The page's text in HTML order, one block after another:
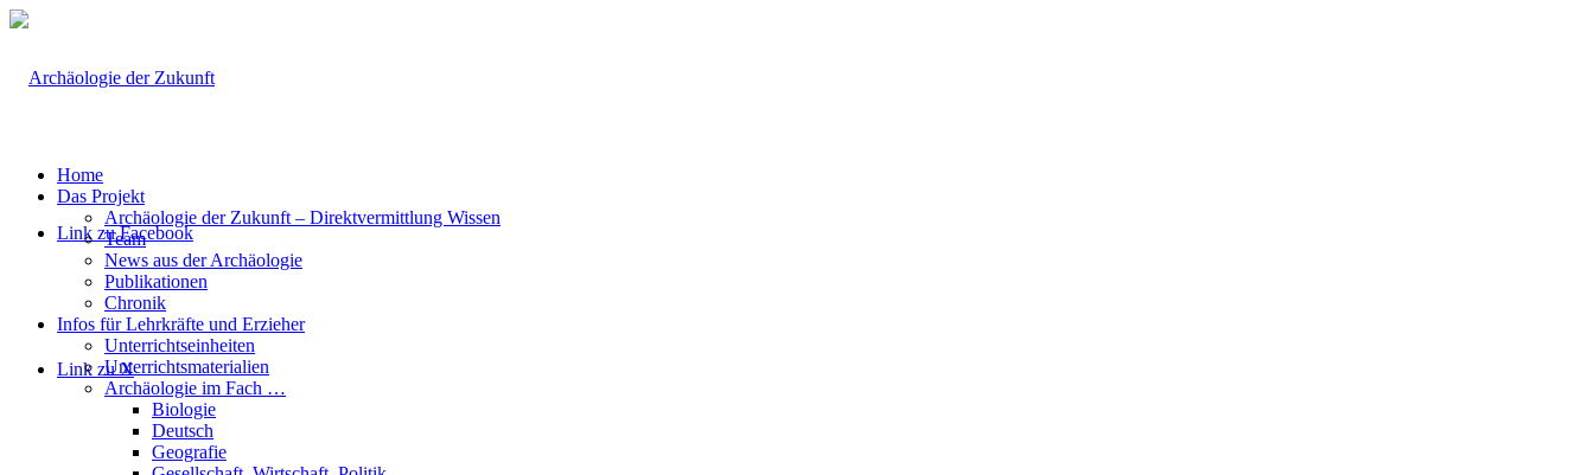
Link zu Facebook
Link zu X
Home
Das Projekt
Archäologie der Zukunft – Direktvermittlung Wissen
Team
News aus der Archäologie
Publikationen
Chronik
Infos für Lehrkräfte und Erzieher
Unterrichtseinheiten
Unterrichtsmaterialien
Archäologie im Fach …
Biologie
Deutsch
Geografie